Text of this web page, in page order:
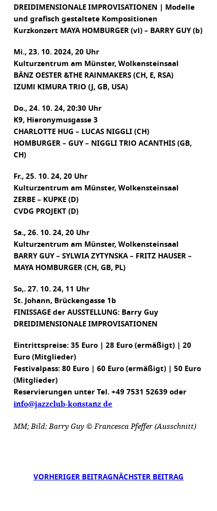
DREIDIMENSIONALE IMPROVISATIONEN | Modelle
und grafisch gestaltete Kompositionen
Kurzkonzert MAYA HOMBURGER (vl) – BARRY GUY (b)
Mi., 23. 10. 2024, 20 Uhr
Kulturzentrum am Münster, Wolkensteinsaal
BÄNZ OESTER &THE RAlNMAKERS (CH, E, RSA)
IZUMl KIMURA TRlO (J, GB, USA)
Do., 24. 10. 24, 20:30 Uhr
K9, Hieronymusgasse 3
CHARLOTTE HUG – LUCAS NIGGLI (CH)
HOMBURGER – GUY – NIGGLI TRlO ACANTHIS (GB,
CH)
Fr., 25. 10. 24, 20 Uhr
Kulturzentrum am Münster, Wolkensteinsaal
ZERBE – KUPKE (D)
CVDG PROJEKT (D)
Sa., 26. 10. 24, 20 Uhr
Kulturzentrum am Münster, Wolkensteinsaal
BARRY GUY – SYLWIA ZYTYNSKA – FRITZ HAUSER –
MAYA HOMBURGER (CH, GB, PL)
So,. 27. 10. 24, 11 Uhr
St. Johann, Brückengasse 1b
FINISSAGE der AUSSTELLUNG: Barry Guy
DREIDIMENSIONALE IMPROVISATIONEN
Eintrittspreise: 35 Euro | 28 Euro (ermäßigt) | 20
Euro (Mitglieder)
Festivalpass: 80 Euro | 60 Euro (ermäßigt) | 50 Euro
(Mitglieder)
Reservierungen unter Tel. +49 7531 52639 oder
info@jazzclub-konstanz de
MM; Bild: Barry Guy © Francesca Pfeffer (Ausschnitt)
VORHERIGER BEITRAG NÄCHSTER BEITRAG